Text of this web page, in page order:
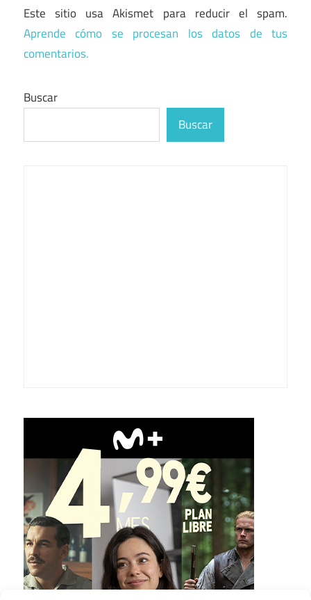
Este sitio usa Akismet para reducir el spam.
Aprende cómo se procesan los datos de tus
comentarios.
Buscar
Buscar